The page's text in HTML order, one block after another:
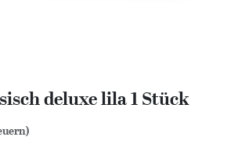
deluxe lila 1 Stück